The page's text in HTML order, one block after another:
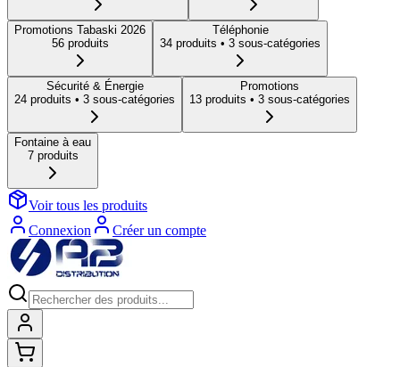
Promotions Tabaski 2026
56produits
Téléphonie
34 produits • 3 sous-catégories
Sécurité & Énergie
24 produits • 3 sous-catégories
Promotions
13 produits • 3 sous-catégories
Fontaine à eau
7produits
Voir tous les produits
Connexion
Créer un compte